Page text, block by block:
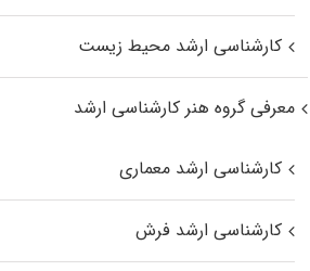
کارشناسی ارشد محیط زیست
معرفی گروه هنر کارشناسی ارشد
کارشناسی ارشد معماری
کارشناسی ارشد فرش